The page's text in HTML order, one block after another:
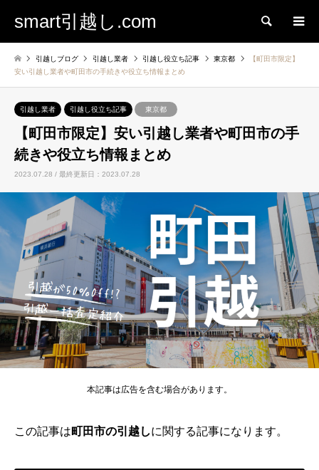
smart引越し.com 検索
引越しブログ 引越し業者 引越し役立ち記事 東京都
【町田市限定】
安い引越し業者や町田市の手続きや役立ち情報まとめ
引越し業者 引越し役立ち記事 東京都
【町田市限定】安い引越し業者や町田市の手
続きや役立ち情報まとめ
2023.07.28 / 最終更新日：2023.07.28
本記事は広告を含む場合があります。
この記事は町田市の引越しに関する記事になります。